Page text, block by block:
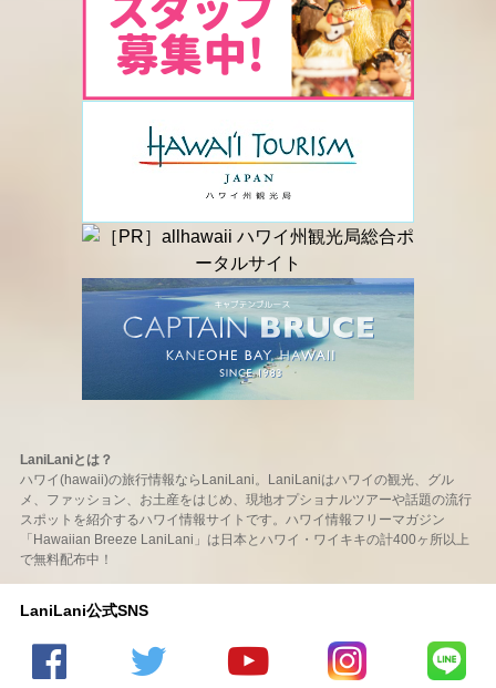
LaniLaniとは？
ハワイ(hawaii)の旅行情報ならLaniLani。LaniLaniはハワイの観光、グル
メ、ファッション、お土産をはじめ、現地オプショナルツアーや話題の流行
スポットを紹介するハワイ情報サイトです。ハワイ情報フリーマガジン
「Hawaiian Breeze LaniLani」は日本とハワイ・ワイキキの計400ヶ所以上
で無料配布中！
LaniLani公式SNS